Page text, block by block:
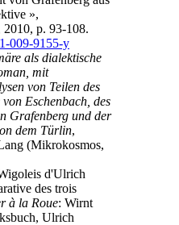
»,
2010, p. 93-108.
009-9155-y
als dialektische
mit
von Teilen des
Eschenbach, des
Grafenberg und der
dem Türlin,
(Mikrokosmos,
d'Ulrich
des trois
à la Roue: Wirnt
Ulrich